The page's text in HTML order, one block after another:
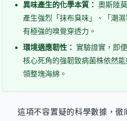
異味產生的化學本質： 奧斯陸
產生強烈「抹布臭味」、「潮
有極強的嗅覺穿透力。
環境適應韌性： 實驗證實，即
核心死角的強韌致病菌株依然
領整塊海綿。
這項不容置疑的科學數據，